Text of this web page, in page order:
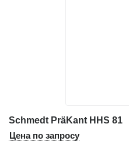
Schmedt PräKant HHS 81
Цена по запросу